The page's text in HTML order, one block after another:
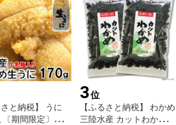
さと納税】 うに
期間限定〕
3位
【ふるさと納税】 わかめ
三陸水産 カットわかめ 5